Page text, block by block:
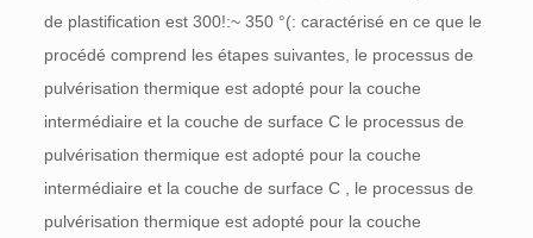
de plastification est 300!:~ 350 °(: caractérisé en ce que le
procédé comprend les étapes suivantes, le processus de
pulvérisation thermique est adopté pour la couche
intermédiaire et la couche de surface C le processus de
pulvérisation thermique est adopté pour la couche
intermédiaire et la couche de surface C , le processus de
pulvérisation thermique est adopté pour la couche